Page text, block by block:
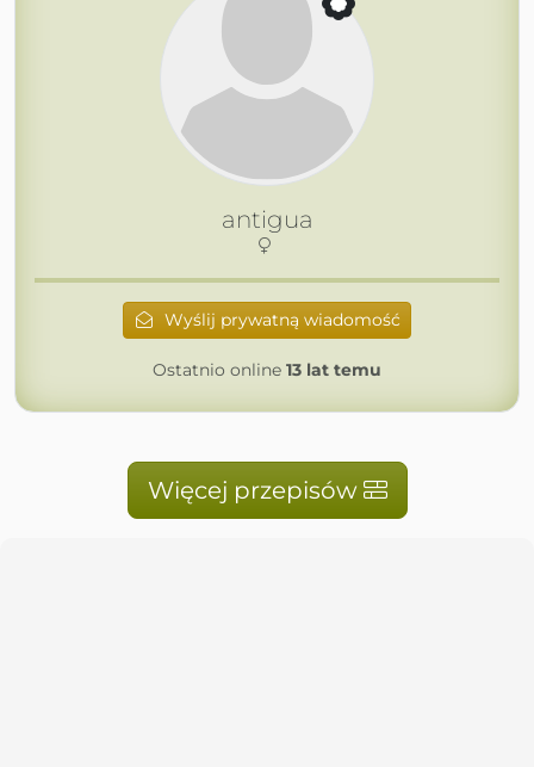
antigua
Wyślij prywatną wiadomość
Ostatnio online 13 lat temu
Więcej przepisów